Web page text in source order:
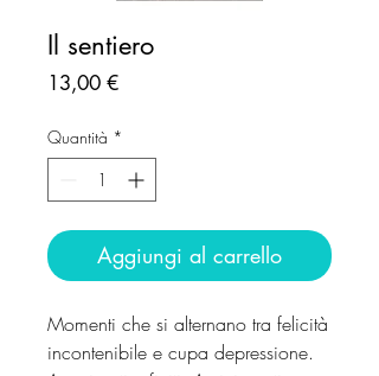
Il sentiero
13,00 €Prezzo
Quantità *
Aggiungi al carrello
Momenti che si alternano tra felicità
incontenibile e cupa depressione.